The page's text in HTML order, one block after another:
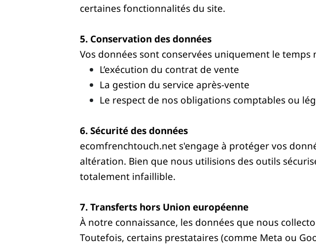
certaines fonctionnalités du site.
5. Conservation des données
Vos données sont conservées uniquement le temps
L’exécution du contrat de vente
La gestion du service après-vente
Le respect de nos obligations comptables ou
6. Sécurité des données
ecomfrenchtouch.net s'engage à protéger vos
altération. Bien que nous utilisions des outils
totalement infaillible.
7. Transferts hors Union européenne
À notre connaissance, les données que nous
Toutefois, certains prestataires (comme Meta ou